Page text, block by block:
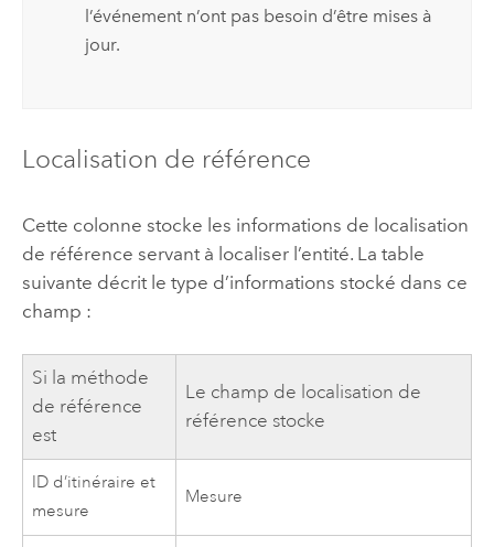
l’événement n’ont pas besoin d’être mises à
jour.
Localisation de référence
Cette colonne stocke les informations de localisation
de référence servant à localiser l’entité. La table
suivante décrit le type d’informations stocké dans ce
champ :
Si la méthode
de référence
est
Le champ de localisation de
référence stocke
ID d’itinéraire et
mesure
Mesure